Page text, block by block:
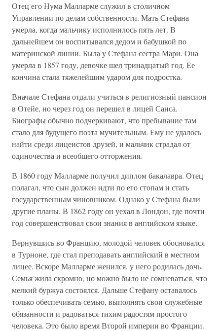
Отец его Нума Малларме служил в столичном
Управлении по делам собственности. Мать Стефана
умерла, когда мальчику исполнилось пять лет. В
дальнейшем он воспитывался дедом и бабушкой по
материнской линии. Была у Стефана сестра Мари. Она
умерла в 1857 году, девочке шел тринадцатый год. Ее
кончина стала тяжелейшим ударом для подростка.
Вначале Стефана отдали учиться в религиозный пансион
в Отейе, но через год он перешел в лицей Санса.
Биографы обычно подчеркивают, что пребывание там
стало для будущего поэта мучительным. Ему не удалось
найти среди лицеистов друзей, и мальчик страдал от
одиночества и всеобщего отторжения.
В 1860 году Малларме получил диплом бакалавра. Отец
полагал, что сын должен идти по его стопам и стать
государственным чиновником. Однако у Стефана были
другие планы. В 1862 году он уехал в Лондон, где почти
год совершенствовал свои знания в английском языке.
Вернувшись во Францию, молодой человек обосновался
в Турноне, где стал преподавать английский в местном
лицее. Вскоре Малларме женился, у него родилась дочь.
Семья жила скромно, но можно было не сомневаться, что
мелкий буржуа состоялся. Дальше Стефану оставалось
только обеспечивать семью, выполнять свои служебные
обязанности и радоваться тихим радостям простого
человека. Это было время Второй империи во Франции.